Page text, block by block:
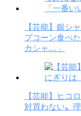
【芸能】銀シ
プコーン食べ
カシャ…」
【芸能】ヒコ
対買わない〟